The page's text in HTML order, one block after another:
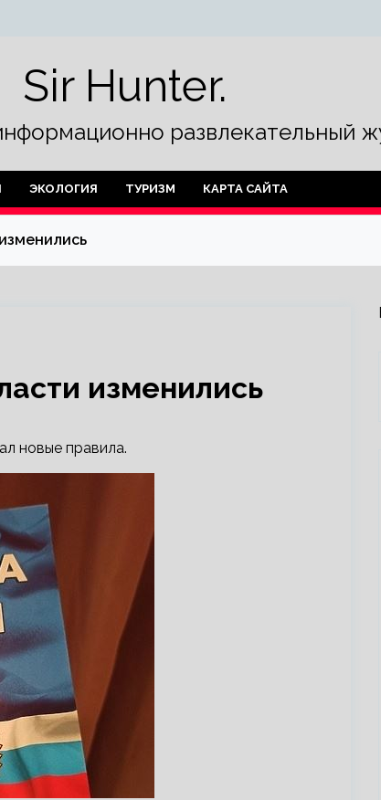
Sir Hunter.
развлекательный
ЭКОЛОГИЯ ТУРИЗМ КАРТА САЙТА
изменились
новые правила.